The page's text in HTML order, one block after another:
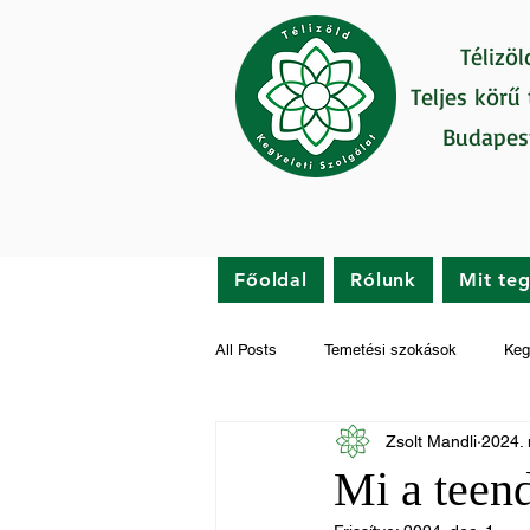
Teljes
Főoldal Rólunk Mit
All Posts Temetési szokások
Gyászfeldolgozás Hírek
Mi a
Zsolt Mandli 2024.